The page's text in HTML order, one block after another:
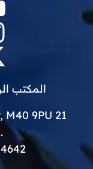
المكتب
21 Finchley Grove, Manchester, M40 9PU
.United Kingdom